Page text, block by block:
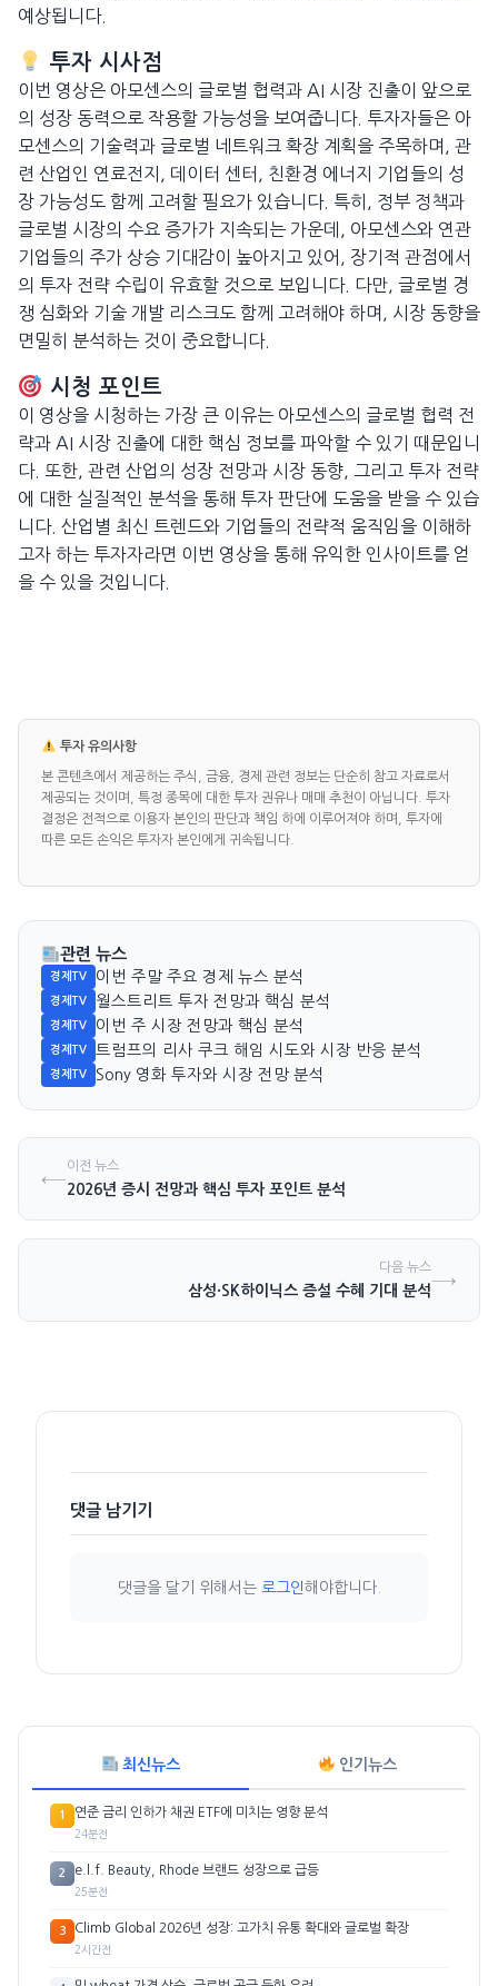
예상됩니다.
투자 시사점
이번 영상은 아모센스의 글로벌 협력과 AI 시장 진출이 앞으로
의 성장 동력으로 작용할 가능성을 보여줍니다. 투자자들은 아
모센스의 기술력과 글로벌 네트워크 확장 계획을 주목하며, 관
련 산업인 연료전지, 데이터 센터, 친환경 에너지 기업들의 성
장 가능성도 함께 고려할 필요가 있습니다. 특히, 정부 정책과
글로벌 시장의 수요 증가가 지속되는 가운데, 아모센스와 연관
기업들의 주가 상승 기대감이 높아지고 있어, 장기적 관점에서
의 투자 전략 수립이 유효할 것으로 보입니다. 다만, 글로벌 경
쟁 심화와 기술 개발 리스크도 함께 고려해야 하며, 시장 동향을
면밀히 분석하는 것이 중요합니다.
시청 포인트
이 영상을 시청하는 가장 큰 이유는 아모센스의 글로벌 협력 전
략과 AI 시장 진출에 대한 핵심 정보를 파악할 수 있기 때문입니
다. 또한, 관련 산업의 성장 전망과 시장 동향, 그리고 투자 전략
에 대한 실질적인 분석을 통해 투자 판단에 도움을 받을 수 있습
니다. 산업별 최신 트렌드와 기업들의 전략적 움직임을 이해하
고자 하는 투자자라면 이번 영상을 통해 유익한 인사이트를 얻
을 수 있을 것입니다.
투자 유의사항
본 콘텐츠에서 제공하는 주식, 금융, 경제 관련 정보는 단순히 참고 자료로서
제공되는 것이며, 특정 종목에 대한 투자 권유나 매매 추천이 아닙니다. 투자
결정은 전적으로 이용자 본인의 판단과 책임 하에 이루어져야 하며, 투자에
따른 모든 손익은 투자자 본인에게 귀속됩니다.
관련 뉴스
경제TV 이번 주말 주요 경제 뉴스 분석
경제TV 월스트리트 투자 전망과 핵심 분석
경제TV 이번 주 시장 전망과 핵심 분석
경제TV 트럼프의 리사 쿠크 해임 시도와 시장 반응 분석
경제TV Sony 영화 투자와 시장 전망 분석
←이전 뉴스
2026년 증시 전망과 핵심 투자 포인트 분석
다음 뉴스
삼성·SK하이닉스 증설 수혜 기대 분석→
댓글 남기기
댓글을 달기 위해서는 로그인해야합니다.
최신뉴스 인기뉴스
1 연준 금리 인하가 채권 ETF에 미치는 영향 분석
24분전
2 e.l.f. Beauty, Rhode 브랜드 성장으로 급등
25분전
3 Climb Global 2026년 성장: 고가치 유통 확대와 글로벌 확장
2시간전